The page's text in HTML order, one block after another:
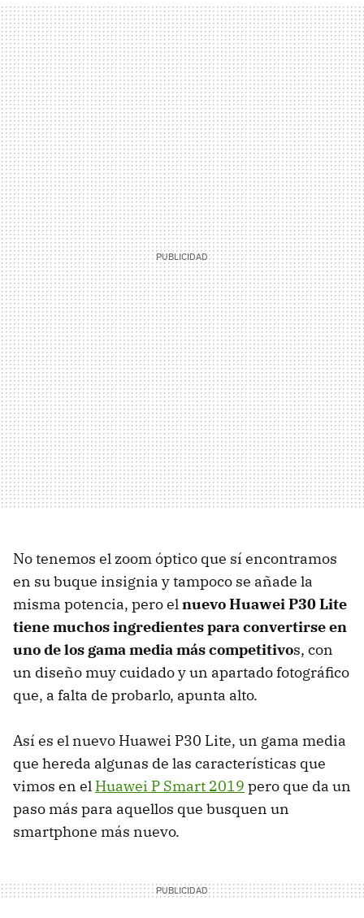
No tenemos el zoom óptico que sí encontramos
en su buque insignia y tampoco se añade la
misma potencia, pero el nuevo Huawei P30 Lite
tiene muchos ingredientes para convertirse en
uno de los gama media más competitivos, con
un diseño muy cuidado y un apartado fotográfico
que, a falta de probarlo, apunta alto.
Así es el nuevo Huawei P30 Lite, un gama media
que hereda algunas de las características que
vimos en el Huawei P Smart 2019 pero que da un
paso más para aquellos que busquen un
smartphone más nuevo.